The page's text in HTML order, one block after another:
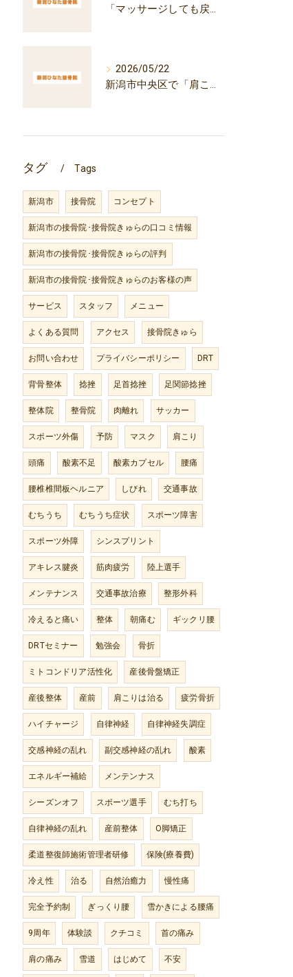
「マッサージしても戻る肩こり」その原因は自律神経かもしれません｜
2026/05/22
新潟市中央区で「肩こり・頭痛・自律神経の乱れ」にお悩みの方へ
タグ Tags
新潟市 接骨院 コンセプト
新潟市の接骨院･接骨院きゅらの口コミ情報
新潟市の接骨院･接骨院きゅらの評判
新潟市の接骨院･接骨院きゅらのお客様の声
サービス スタッフ メニュー
よくある質問 アクセス 接骨院きゅら
お問い合わせ プライバシーポリシー DRT
背骨整体 捻挫 足首捻挫 足関節捻挫
整体院 整骨院 肉離れ サッカー
スポーツ外傷 予防 マスク 肩こり
頭痛 酸素不足 酸素カプセル 腰痛
腰椎椎間板ヘルニア しびれ 交通事故
むちうち むちうち症状 スポーツ障害
スポーツ外障 シンスプリント
アキレス腱炎 筋肉疲労 陸上選手
メンテナンス 交通事故治療 整形外科
冷えると痛い 整体 朝痛む ギックリ腰
DRTセミナー 勉強会 骨折
ミトコンドリア活性化 産後骨盤矯正
産後整体 産前 肩こりは治る 疲労骨折
ハイチャージ 自律神経 自律神経失調症
交感神経の乱れ 副交感神経の乱れ 酸素
エネルギー補給 メンテンナス
シーズンオフ スポーツ選手 むち打ち
自律神経の乱れ 産前整体 O脚矯正
柔道整復師施術管理者研修 保険(療養費)
冷え性 治る 自然治癒力 慢性痛
完全予約制 ぎっくり腰 雪かきによる腰痛
9周年 体験談 クチコミ 首の痛み
肩の痛み 雪道 はじめて 不安